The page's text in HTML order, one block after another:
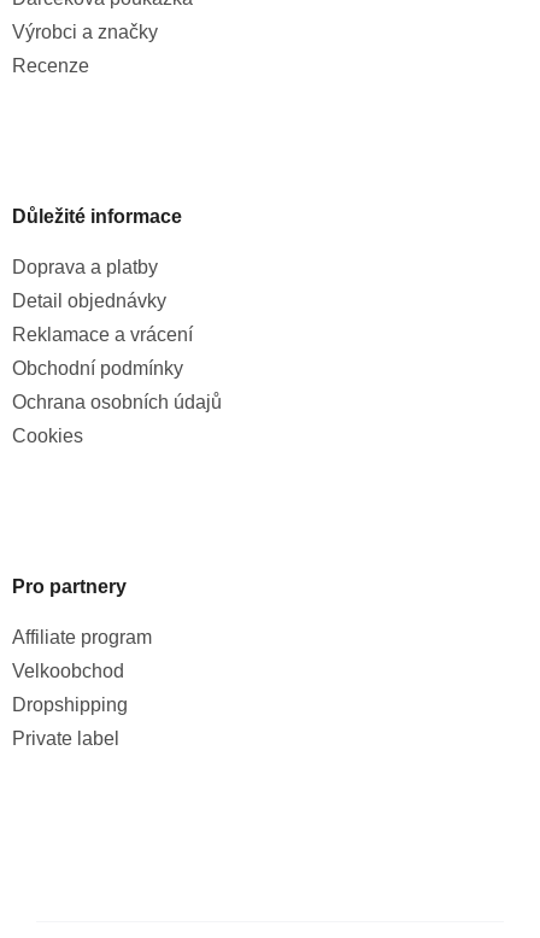
Výrobci a značky
Recenze
Důležité informace
Doprava a platby
Detail objednávky
Reklamace a vrácení
Obchodní podmínky
Ochrana osobních údajů
Cookies
Pro partnery
Affiliate program
Velkoobchod
Dropshipping
Private label